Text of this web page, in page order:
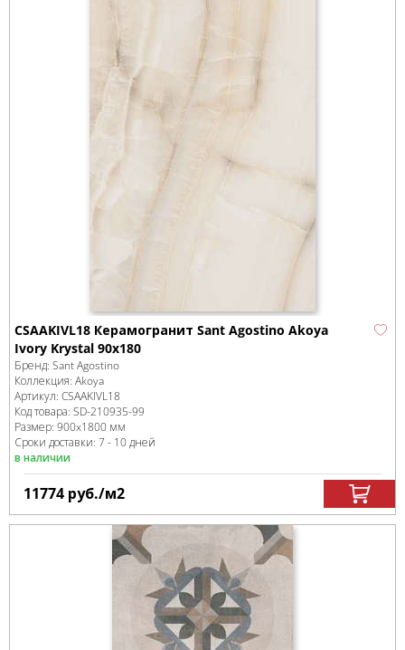
CSAAKIVL18 Керамогранит Sant Agostino Akoya
Ivory Krystal 90x180
Бренд: Sant Agostino
Коллекция: Akoya
Артикул: CSAAKIVL18
Код товара: SD-210935-99
Размер: 900x1800 мм
Сроки доставки: 7 - 10 дней
в наличии
11774 руб./м2